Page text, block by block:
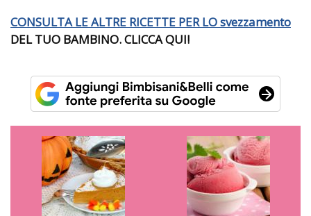
CONSULTA LE ALTRE RICETTE PER LOsvezzamento
DEL TUO BAMBINO. CLICCA QUI!